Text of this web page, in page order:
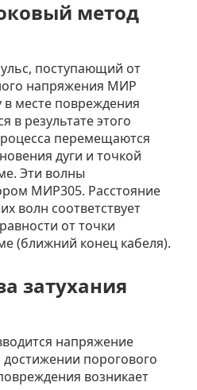
метод
поступающий от
напряжения МИР
в месте повреждения
в результате этого
перемещаются
дуги и точкой
Эти волны
МИР305. Расстояние
волн соответствует
от точки
(ближний конец кабеля).
затухания
напряжение
порогового
возникает